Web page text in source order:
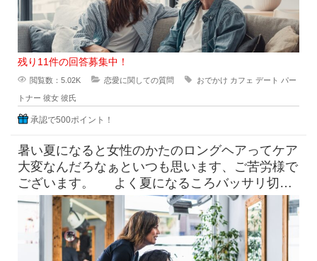
残り11件の回答募集中！
閲覧数：5.02K 恋愛に関しての質問 おでかけ カフェ デート パー
トナー 彼女 彼氏
承認で500ポイント！
暑い夏になると女性のかたのロングヘアってケア
大変なんだろなぁといつも思います、ご苦労様で
ございます。 よく夏になるころバッサリ切っ
たらどうなのよって言っ